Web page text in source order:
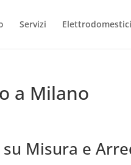
Servizi Elettrodomestici
a Milano
Misura e